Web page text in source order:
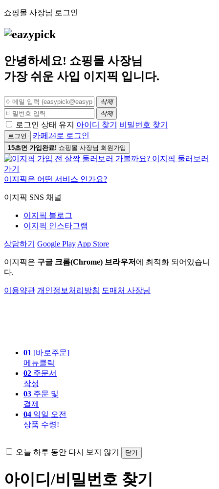
쇼핑몰 사장님 로그인
안녕하세요! 쇼핑몰 사장님
가장 쉬운 사입 이지픽 입니다.
삭제
삭제
로그인 상태 유지 아이디 찾기 비밀번호 찾기
로그인 카페24로 로그인
15초면 가입완료! 쇼핑몰 사장님 회원가입
이지픽은 어떤 서비스 인가요?
이지픽 SNS 채널
이지픽 블로그
이지픽 인스타그램
상담하기 Google Play App Store
이지픽은 구글 크롬(Chrome) 브라우저 에 최적화 되어있습니
다.
이용약관 개인정보처리방침 도매처 사장님
01 [바로주문]
메뉴클릭
02 주문서
작성
03 주문 및
결제
04 익일 오전
상품 수령!
오늘 하루 동안 다시 보지 않기 닫기
아이디/비밀번호 찾기